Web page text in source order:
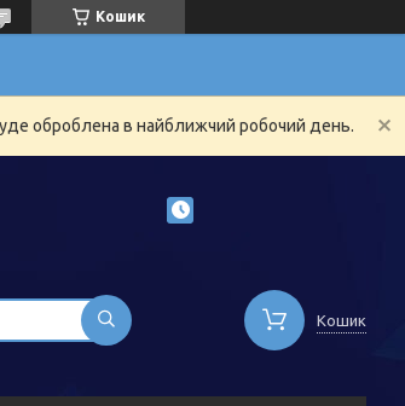
Кошик
оброблена в найближчий робочий день.
Кошик